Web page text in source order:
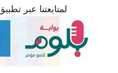
لمتابعتنا عبر